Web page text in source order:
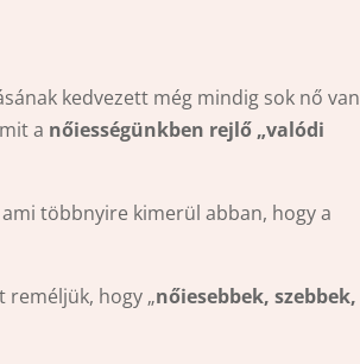
kedvezett még mindig sok nő van
a nőiességünkben rejlő „valódi
többnyire kimerül abban, hogy a
hogy „nőiesebbek, szebbek,